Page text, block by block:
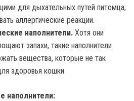
для дыхательных путей питомца,
аллергические реакции.
наполнители. Хотя они
запахи, такие наполнители
вещества, которые не так
здоровья кошки.
наполнители: